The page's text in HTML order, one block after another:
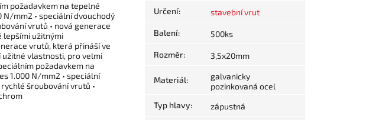
požadavkem na tepelné
mm2 • speciální dvouchodý
vrutů • nová generace
lepšími užitnými
vrutů, která přináší ve
vlastnosti, pro velmi
požadavkem na
1.000 N/mm2 • speciální
šroubování vrutů •
Určení: stavební vrut
Balení: 500ks
Rozměr: 3,5x20mm
Materiál:
galvanicky
pozinkovaná ocel
Typ hlavy: zápustná